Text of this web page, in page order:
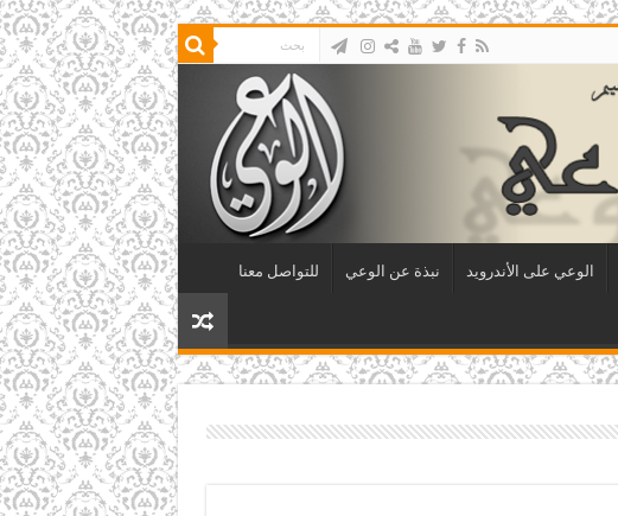
الوعي على الأندرويد نبذة عن الوعي للتواصل معنا